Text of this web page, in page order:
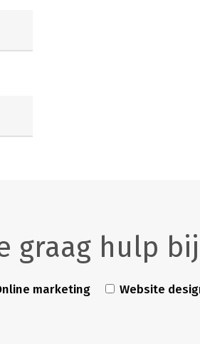
graag hulp
marketing Website